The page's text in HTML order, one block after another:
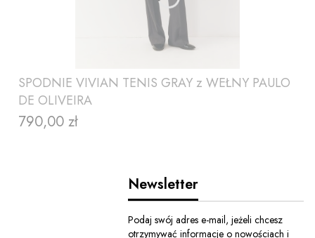
SPODNIE VIVIAN TENIS GRAY z WEŁNY PAULO
DE OLIVEIRA
Cena
790,00 zł
Newsletter
Podaj swój adres e-mail, jeżeli chcesz
otrzymywać informacje o nowościach i